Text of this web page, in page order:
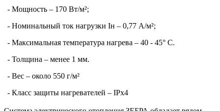
- Мощность – 170 Вт/м²;
- Номинальный ток нагрузки Iн – 0,77 А/м²;
- Максимальная температура нагрева – 40 - 45° С.
- Толщина – менее 1 мм.
- Вес – около 550 г/м²
- Класс защиты нагревателей – IPx4